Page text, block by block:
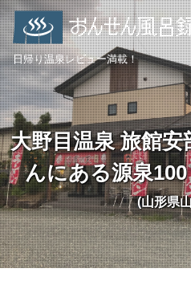
日帰り温泉レビュー満載！
大野目温泉 旅館
んにある源泉
(山形県